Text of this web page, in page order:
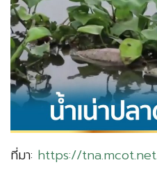
ที่มา: https://